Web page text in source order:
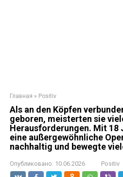
Главная » Positiv
Als an den Köpfen
geboren, meisterten sie
Herausforderungen. Mit 18
eine außergewöhnliche
nachhaltig und bewegte
Опубликовано: 10.06.2026 Positiv